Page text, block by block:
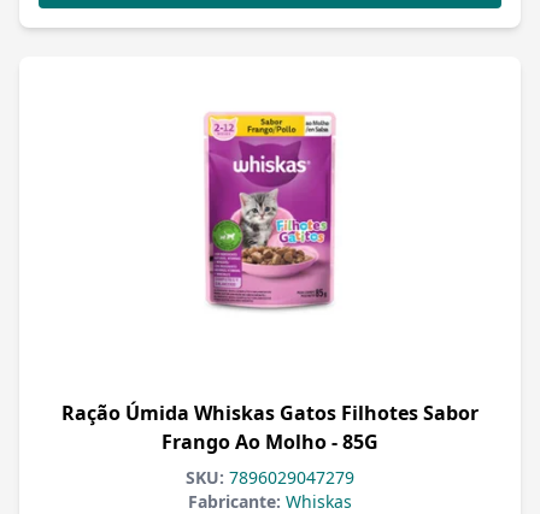
Ração Úmida Whiskas Gatos Filhotes Sabor
Frango Ao Molho - 85G
SKU: 7896029047279
Fabricante: Whiskas